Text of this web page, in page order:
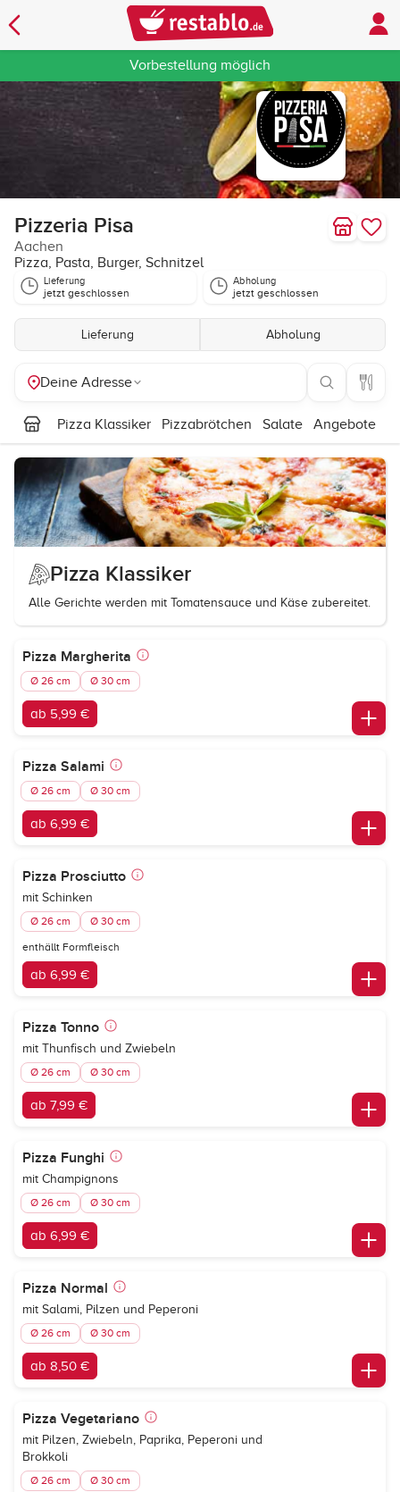
Vorbestellung möglich
Pizzeria Pisa
Aachen
Pizza, Pasta, Burger, Schnitzel
Lieferung
jetzt geschlossen
Abholung
jetzt geschlossen
Lieferung Abholung
Deine Adresse
Pizza Klassiker Pizzabrötchen Salate Angebote
Pizza Klassiker
Alle Gerichte werden mit Tomatensauce und Käse zubereitet.
Pizza Margherita
Ø 26 cm Ø 30 cm
ab 5,99 €
Pizza Salami
Ø 26 cm Ø 30 cm
ab 6,99 €
Pizza Prosciutto
mit Schinken
Ø 26 cm Ø 30 cm
enthällt Formfleisch
ab 6,99 €
Pizza Tonno
mit Thunfisch und Zwiebeln
Ø 26 cm Ø 30 cm
ab 7,99 €
Pizza Funghi
mit Champignons
Ø 26 cm Ø 30 cm
ab 6,99 €
Pizza Normal
mit Salami, Pilzen und Peperoni
Ø 26 cm Ø 30 cm
ab 8,50 €
Pizza Vegetariano
mit Pilzen, Zwiebeln, Paprika, Peperoni und
Brokkoli
Ø 26 cm Ø 30 cm